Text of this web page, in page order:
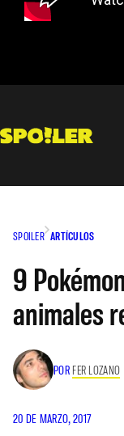
SPOILER ARTÍCULOS
9
animales
POR FER LOZANO
20 DE MARZO, 2017